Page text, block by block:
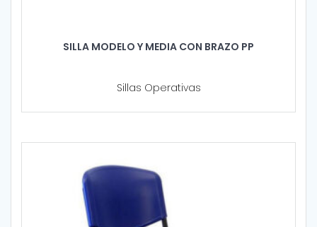
SILLA MODELO Y MEDIA CON BRAZO PP
Sillas Operativas